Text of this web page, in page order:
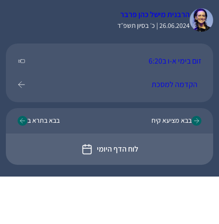
הרבנית מישל כהן פרבר
26.06.2024 | כ׳ בסיון תשפ״ד
זום בימי א-ו ב6:20
הקדמה למסכת
בבא מציעא קיח
לוח הדף היומי
בבא בתרא ב